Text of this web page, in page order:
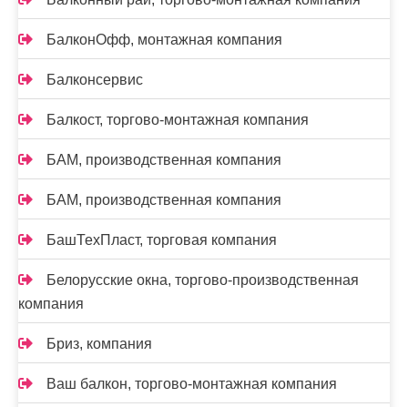
БалконОфф, монтажная компания
Балконсервис
Балкост, торгово-монтажная компания
БАМ, производственная компания
БАМ, производственная компания
БашТехПласт, торговая компания
Белорусские окна, торгово-производственная
компания
Бриз, компания
Ваш балкон, торгово-монтажная компания